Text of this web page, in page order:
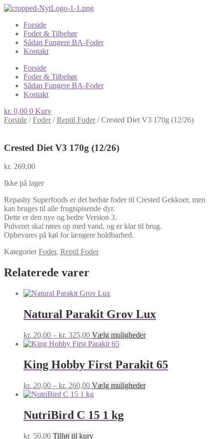
Forside
Foder & Tilbehør
Sådan Fungere BA-Foder
Kontakt
Forside
Foder & Tilbehør
Sådan Fungere BA-Foder
Kontakt
kr. 0,00 0 Kurv
Forside /Foder/Reptil Foder/Crested Diet V3 170g (12/26)
Crested Diet V3 170g (12/26)
kr. 269,00
Ikke på lager
Repashy Superfoods er det bedste foder til Crested Gekkoer, men
kan bruges til alle frugtspisende dyr.
Dette er den nye og bedre Version 3.
Pulveret skal røres op med vand, og er klar til brug.
Opbevares på køl for længere holdbarhed.
Kategorier Foder, Reptil Foder
Relaterede varer
Natural Parakit Grov Lux
kr. 20,00 – kr. 325,00Prisinterval:
kr. 20,00
kr. 325,00
Vælg mulighederDette
flere
varianter.
kan
King Hobby First Parakit 65
kr. 20,00 – kr. 260,00Prisinterval:
kr. 20,00
kr. 260,00
Vælg mulighederDette
NutriBird C 15 1 kg
kr. 50,00 Tilføj til kurv